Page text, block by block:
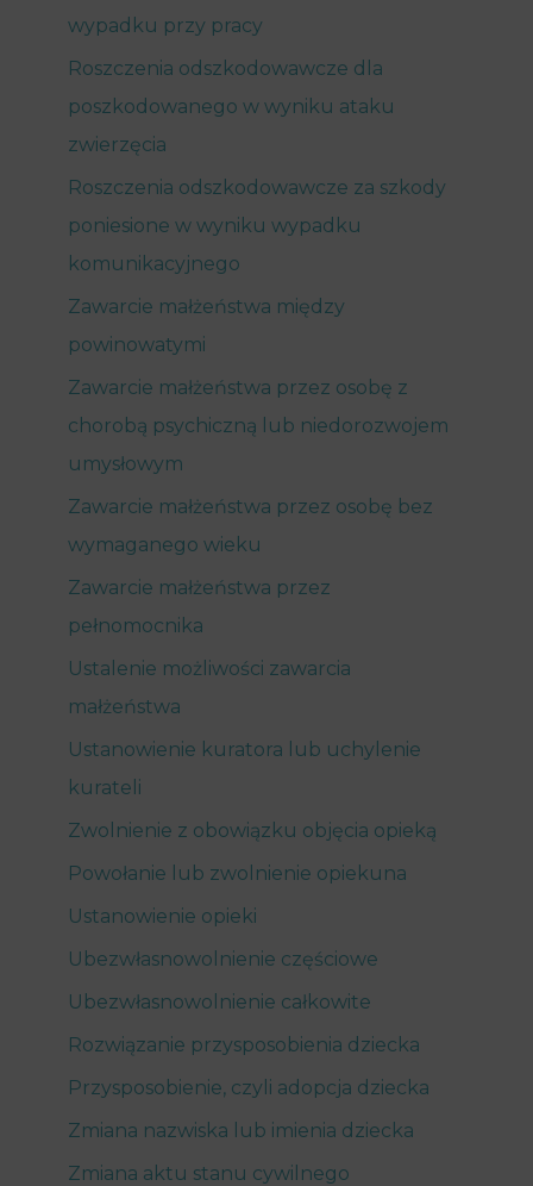
wypadku przy pracy
Roszczenia odszkodowawcze dla
poszkodowanego w wyniku ataku
zwierzęcia
Roszczenia odszkodowawcze za szkody
poniesione w wyniku wypadku
komunikacyjnego
Zawarcie małżeństwa między
powinowatymi
Zawarcie małżeństwa przez osobę z
chorobą psychiczną lub niedorozwojem
umysłowym
Zawarcie małżeństwa przez osobę bez
wymaganego wieku
Zawarcie małżeństwa przez
pełnomocnika
Ustalenie możliwości zawarcia
małżeństwa
Ustanowienie kuratora lub uchylenie
kurateli
Zwolnienie z obowiązku objęcia opieką
Powołanie lub zwolnienie opiekuna
Ustanowienie opieki
Ubezwłasnowolnienie częściowe
Ubezwłasnowolnienie całkowite
Rozwiązanie przysposobienia dziecka
Przysposobienie, czyli adopcja dziecka
Zmiana nazwiska lub imienia dziecka
Zmiana aktu stanu cywilnego